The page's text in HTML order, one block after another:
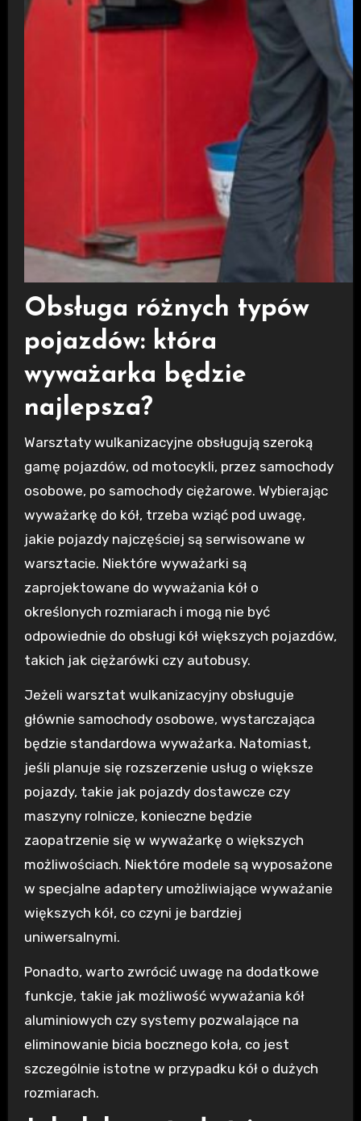
Obsługa różnych typów
pojazdów: która
wyważarka będzie
najlepsza?
Warsztaty wulkanizacyjne obsługują szeroką
gamę pojazdów, od motocykli, przez samochody
osobowe, po samochody ciężarowe. Wybierając
wyważarkę do kół, trzeba wziąć pod uwagę,
jakie pojazdy najczęściej są serwisowane w
warsztacie. Niektóre wyważarki są
zaprojektowane do wyważania kół o
określonych rozmiarach i mogą nie być
odpowiednie do obsługi kół większych pojazdów,
takich jak ciężarówki czy autobusy.
Jeżeli warsztat wulkanizacyjny obsługuje
głównie samochody osobowe, wystarczająca
będzie standardowa wyważarka. Natomiast,
jeśli planuje się rozszerzenie usług o większe
pojazdy, takie jak pojazdy dostawcze czy
maszyny rolnicze, konieczne będzie
zaopatrzenie się w wyważarkę o większych
możliwościach. Niektóre modele są wyposażone
w specjalne adaptery umożliwiające wyważanie
większych kół, co czyni je bardziej
uniwersalnymi.
Ponadto, warto zwrócić uwagę na dodatkowe
funkcje, takie jak możliwość wyważania kół
aluminiowych czy systemy pozwalające na
eliminowanie bicia bocznego koła, co jest
szczególnie istotne w przypadku kół o dużych
rozmiarach.